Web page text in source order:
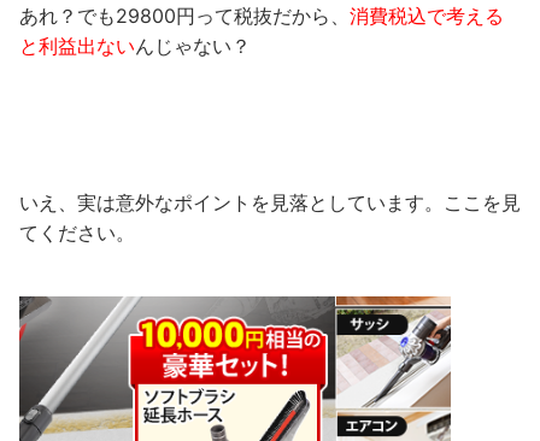
あれ？でも29800円って税抜だから、 消費税込で考える
と利益出ないんじゃない？
いえ、実は意外なポイントを見落としています。ここを見
てください。